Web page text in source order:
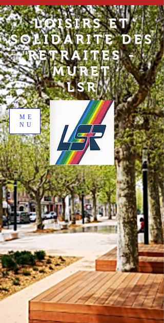
LOISIRS ET
SOLIDARITE DES
RETRAITES -
MURET
LSR
ME
NU